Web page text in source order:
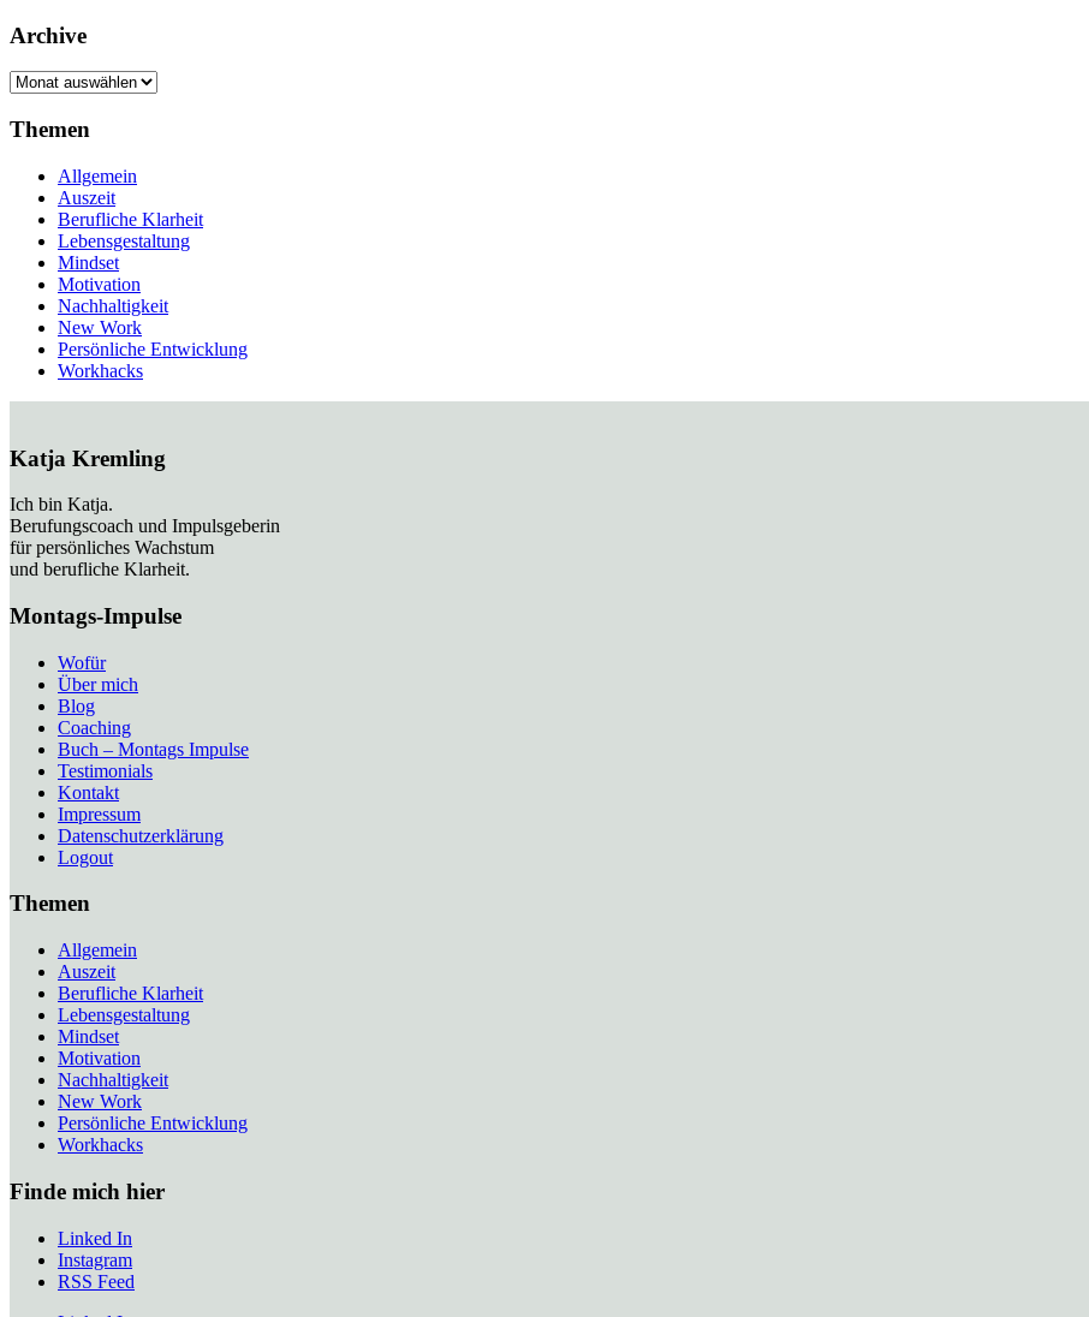
Archive
Archive
Themen
Allgemein
Auszeit
Berufliche Klarheit
Lebensgestaltung
Mindset
Motivation
Nachhaltigkeit
New Work
Persönliche Entwicklung
Workhacks
Katja Kremling
Ich bin Katja.
Berufungscoach und Impulsgeberin
für persönliches Wachstum
und berufliche Klarheit.
Montags-Impulse
Wofür
Über mich
Blog
Coaching
Buch – Montags Impulse
Testimonials
Kontakt
Impressum
Datenschutzerklärung
Logout
Themen
Allgemein
Auszeit
Berufliche Klarheit
Lebensgestaltung
Mindset
Motivation
Nachhaltigkeit
New Work
Persönliche Entwicklung
Workhacks
Finde mich hier
Linked In
Instagram
RSS Feed